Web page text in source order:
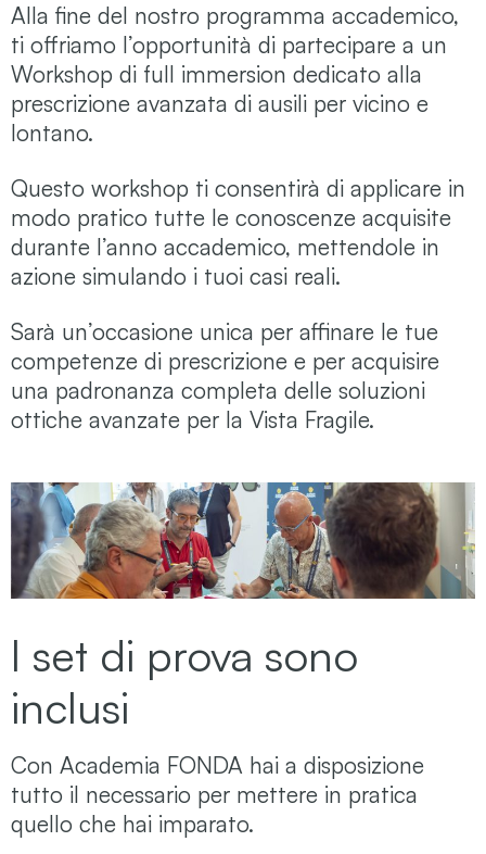
Alla fine del nostro programma accademico,
ti offriamo l’opportunità di partecipare a un
Workshop di full immersion dedicato alla
prescrizione avanzata di ausili per vicino e
lontano.
Questo workshop ti consentirà di applicare in
modo pratico tutte le conoscenze acquisite
durante l’anno accademico, mettendole in
azione simulando i tuoi casi reali.
Sarà un’occasione unica per affinare le tue
competenze di prescrizione e per acquisire
una padronanza completa delle soluzioni
ottiche avanzate per la Vista Fragile.
I set di prova sono
inclusi
Con Academia FONDA hai a disposizione
tutto il necessario per mettere in pratica
quello che hai imparato.